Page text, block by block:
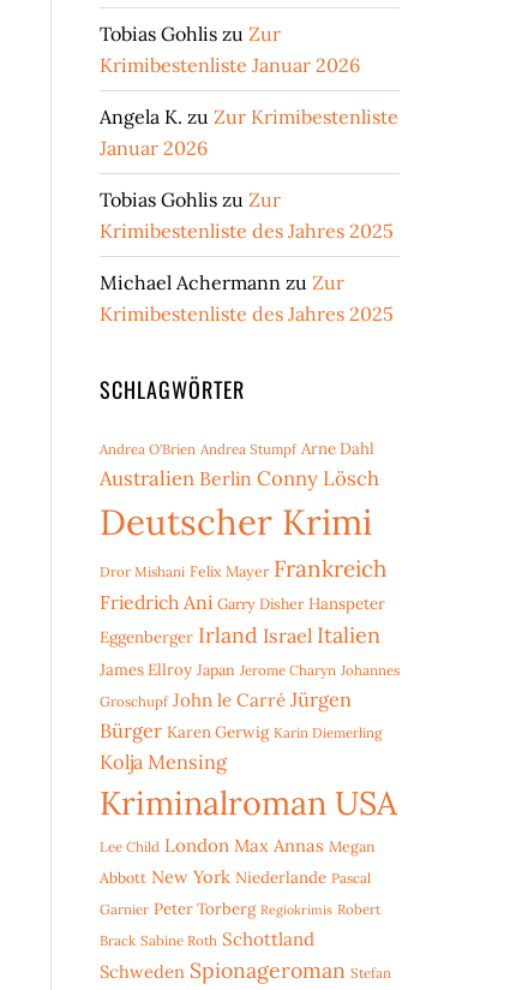
Tobias Gohlis zu Zur
Krimibestenliste Januar 2026
Angela K. zu Zur Krimibestenliste
Januar 2026
Tobias Gohlis zu Zur
Krimibestenliste des Jahres 2025
Michael Achermann zu Zur
Krimibestenliste des Jahres 2025
SCHLAGWÖRTER
Andrea O'Brien Andrea Stumpf Arne Dahl
Australien Berlin Conny Lösch
Deutscher Krimi
Dror Mishani Felix Mayer Frankreich
Friedrich Ani Garry Disher Hanspeter
Eggenberger Irland Israel Italien
James Ellroy Japan Jerome Charyn Johannes
Groschupf John le Carré Jürgen
Bürger Karen Gerwig Karin Diemerling
Kolja Mensing
Kriminalroman USA
Lee Child London Max Annas Megan
Abbott New York Niederlande Pascal
Garnier Peter Torberg Regiokrimis Robert
Brack Sabine Roth Schottland
Schweden Spionageroman Stefan